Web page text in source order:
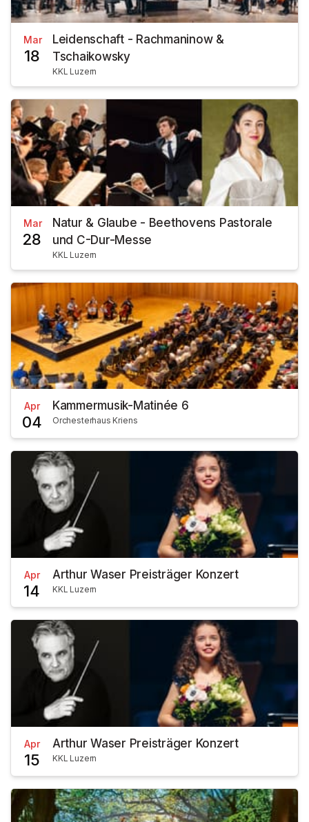
Mar
18
Leidenschaft - Rachmaninow &
Tschaikowsky
KKL Luzern
Mar
28
Natur & Glaube - Beethovens Pastorale
und C-Dur-Messe
KKL Luzern
Apr
04
Kammermusik-Matinée 6
Orchesterhaus Kriens
Apr
14
Arthur Waser Preisträger Konzert
KKL Luzern
Apr
15
Arthur Waser Preisträger Konzert
KKL Luzern